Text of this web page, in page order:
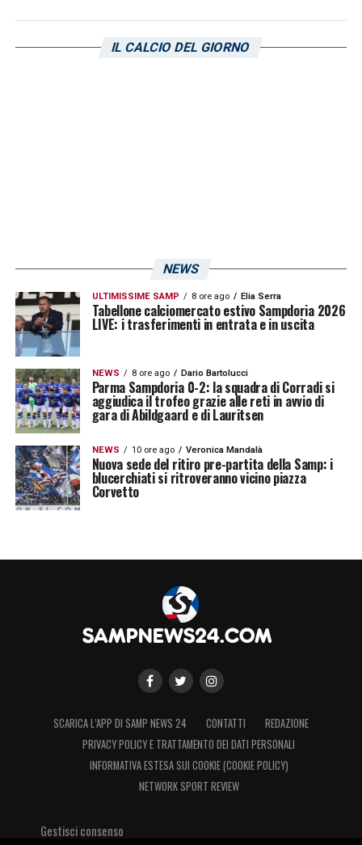
Pisani; Bertucci, Colombo, Fallico, Pittaccio;
Pellegrino Cimò, Arcangeli; Baldi. All.
IL CALCIO DEL GIORNO
NEWS
ULTIMISSIME SAMP 8 ore ago Elia Serra
Tabellone calciomercato estivo Sampdoria 2026
LIVE: i trasferimenti in entrata e in uscita
NEWS 8 ore ago Dario Bartolucci
Parma Sampdoria 0-2: la squadra di Corradi si
aggiudica il trofeo grazie alle reti in avvio di
gara di Abildgaard e di Lauritsen
NEWS 10 ore ago Veronica Mandalà
Nuova sede del ritiro pre-partita della Samp: i
blucerchiati si ritroveranno vicino piazza
Corvetto
SCARICA L’APP DI SAMP NEWS 24 CONTATTI
REDAZIONE
PRIVACY POLICY E TRATTAMENTO DEI DATI PERSONALI
INFORMATIVA ESTESA SUI COOKIE (COOKIE POLICY)
NETWORK SPORT REVIEW
Gestisci consenso